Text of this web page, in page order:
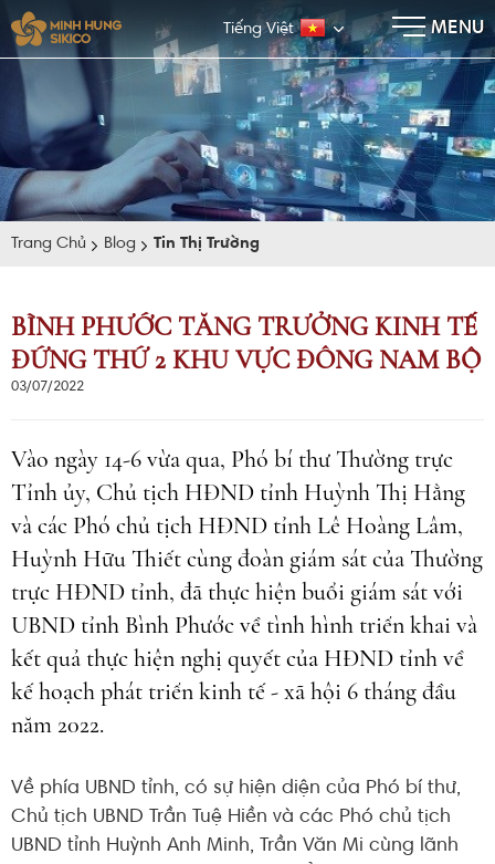
Tiếng Việt MENU
×
E-BROCHURE
Trang Chủ Blog Tin Thị Trường
BÌNH PHƯỚC TĂNG TRƯỞNG KINH TẾ
ĐỨNG THỨ 2 KHU VỰC ĐÔNG NAM BỘ
03/07/2022
Vào ngày 14-6 vừa qua, Phó bí thư Thường trực
Tỉnh ủy, Chủ tịch HĐND tỉnh Huỳnh Thị Hằng
và các Phó chủ tịch HĐND tỉnh Lê Hoàng Lâm,
Huỳnh Hữu Thiết cùng đoàn giám sát của Thường
trực HĐND tỉnh, đã thực hiện buổi giám sát với
UBND tỉnh Bình Phước về tình hình triển khai và
kết quả thực hiện nghị quyết của HĐND tỉnh về
kế hoạch phát triển kinh tế - xã hội 6 tháng đầu
năm 2022.
Về phía UBND tỉnh, có sự hiện diện của Phó bí thư,
Chủ tịch UBND Trần Tuệ Hiền và các Phó chủ tịch
UBND tỉnh Huỳnh Anh Minh, Trần Văn Mi cùng lãnh